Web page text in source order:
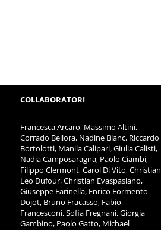
COLLABORATORI
Francesca Arcaro, Massimo Altini,
Corrado Bellora, Nadine Blanc, Riccardo
Bortolotti, Manila Calipari, Giulia Calisti,
Nadia Camposaragna, Paolo Ciambi,
Filippo Clermont, Carol Di Vito, Christian
Leo Dufour, Christian Evaspasiano,
Giuseppe Farinella, Enrico Formento
Dojot, Bruno Fracasso, Fabio
Francesconi, Sofia Fregnani, Giorgia
Gambino, Paolo Gatto, Michael